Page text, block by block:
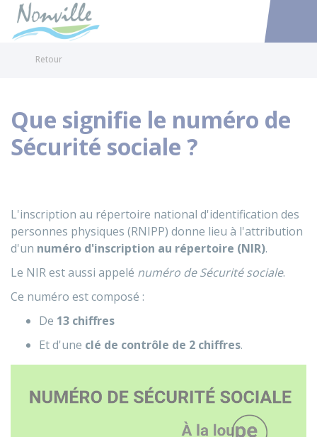
Accéder
Retour
Que signifie le numéro de
Sécurité sociale ?
L'inscription au répertoire national d'identification des
personnes physiques (RNIPP) donne lieu à l'attribution
d'un numéro d'inscription au répertoire (NIR).
Le NIR est aussi appelé numéro de Sécurité sociale.
Ce numéro est composé :
De 13 chiffres
Et d'une clé de contrôle de 2 chiffres.